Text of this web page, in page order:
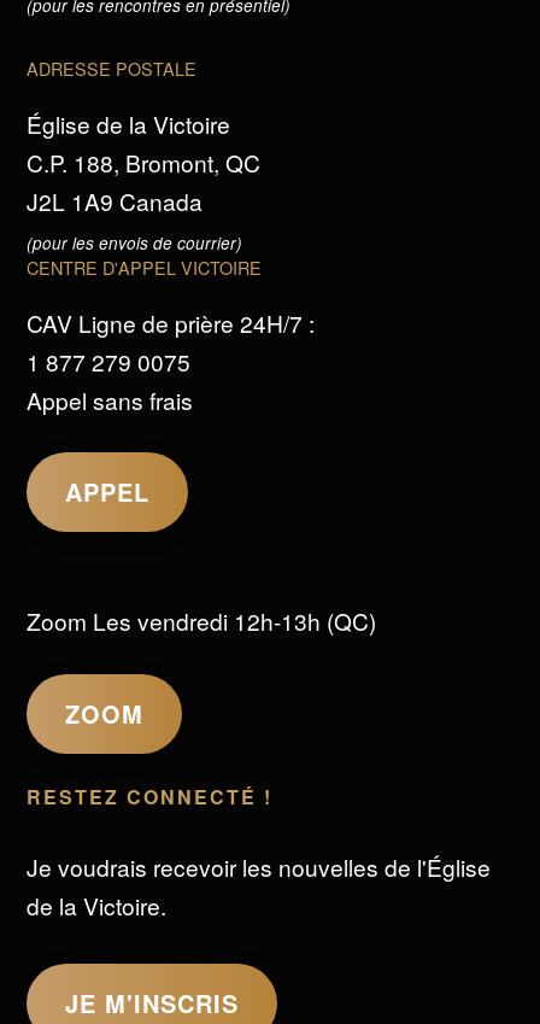
(pour les rencontres en présentiel)
ADRESSE POSTALE
Église de la Victoire
C.P. 188, Bromont, QC
J2L 1A9 Canada
(pour les envois de courrier)
CENTRE D'APPEL VICTOIRE
CAV Ligne de prière 24H/7 :
1 877 279 0075
Appel sans frais
APPEL
Zoom Les vendredi 12h-13h (QC)
ZOOM
RESTEZ CONNECTÉ !
Je voudrais recevoir les nouvelles de l'Église
de la Victoire.
JE M'INSCRIS